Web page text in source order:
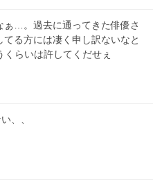
ぁ…。過去に通ってきた俳優さ
る方には凄く申し訳ないなと
らいは許してくだせぇ
、、